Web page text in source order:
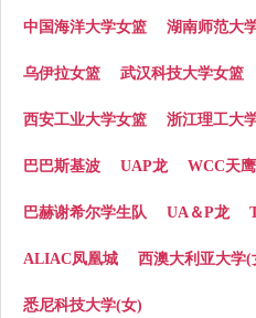
中国海洋大学女篮 湖南师范大
乌伊拉女篮 武汉科技大学女篮
西安工业大学女篮 浙江理工大
巴巴斯基波 UAP龙 WCC天鹰
巴赫谢希尔学生队 UA＆P龙
ALIAC凤凰城 西澳大利亚大学(
悉尼科技大学(女)